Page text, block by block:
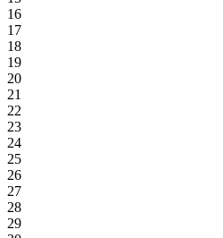
16
17
18
19
20
21
22
23
24
25
26
27
28
29